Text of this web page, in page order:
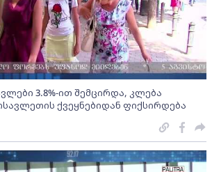
3.8%-ით შემცირდა, კლება
ქვეყნებიდან ფიქსირდება